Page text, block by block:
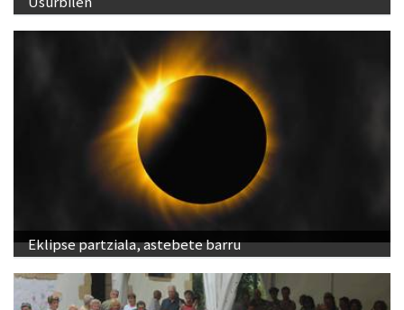
Eklipse partziala, astebete barru